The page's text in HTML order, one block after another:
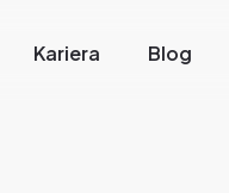
Kariera Blog